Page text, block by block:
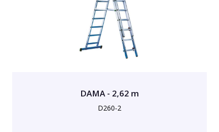
DAMA - 2,62 m
D260-2